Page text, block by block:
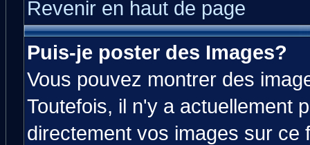
Revenir en haut de page
Puis-je poster des Images?
Vous pouvez montrer des
Toutefois, il n'y a actuellement
directement vos images sur ce